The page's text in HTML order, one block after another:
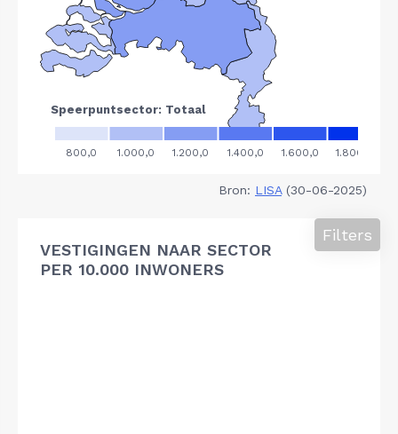
Bron: LISA(30-06-2025)
VESTIGINGEN NAAR SECTOR
PER 10.000 INWONERS
Filters